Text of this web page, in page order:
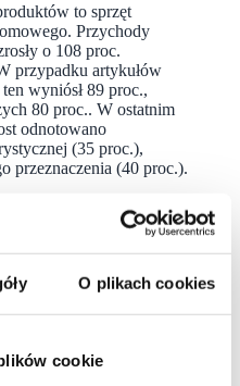
O plikach cookies
cookie
to sprzęt
Przychody
o 108 proc.
przypadku artykułów
wyniósł 89 proc.,
80 proc.. W ostatnim
odnotowano
(35 proc.),
przeznaczenia (40 proc.).
zwrotów”.
się zwrotów towarów
czyli mniej więcej 30
towarów. To również
w okresie
stał pod znakiem
producentów